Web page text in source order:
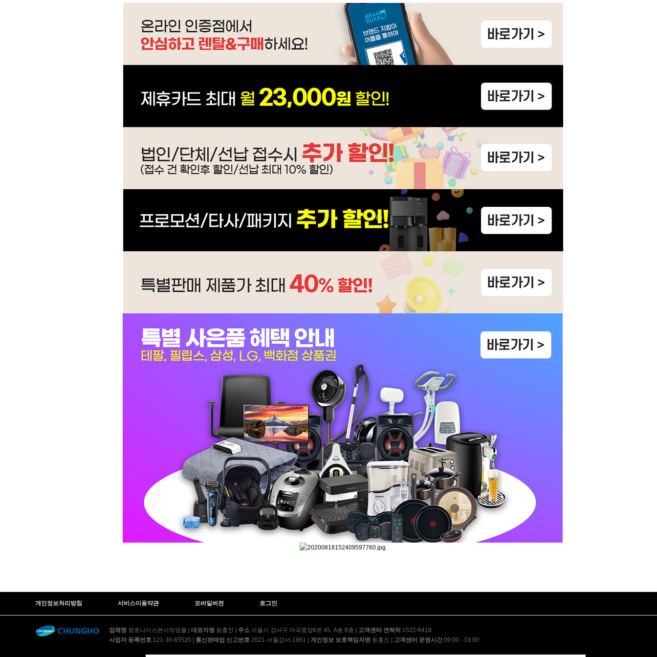
개인정보처리방침 서비스이용약관 모바일버전 로그인
업체명 청호나이스본사직영몰 대표자명 동홍진 주소 서울시 강서구 마곡중앙6로 45, A동 6층 고객센터 연락처 1522-6418
사업자 등록번호 121-30-65520 통신판매업 신고번호 2021-서울강서-1961 개인정보 보호책임자명 동홍진 고객센터 운영시간 09:00 - 19:00